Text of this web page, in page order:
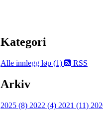
Kategori
Alle innlegg løp (1) RSS
Arkiv
2025 (8) 2022 (4) 2021 (11)